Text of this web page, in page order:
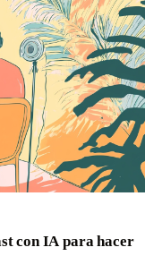
con IA para hacer